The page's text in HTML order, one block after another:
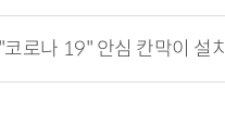
로나 19" 안심 칸막이 설치